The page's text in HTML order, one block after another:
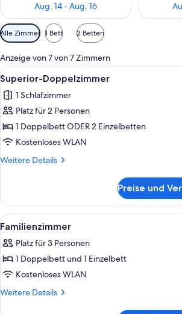
Aug. 14 - Aug. 16
Verfügbare
Filter
für
Zimmer
Alle Zimmer 1 Bett 2 Betten
Anzeige von 7 von 7 Zimmern
Alle
Fotos
für
Superior-
Doppelzimmer
anzeigen
Ein
5
Superior-Doppelzimmer
1 Schlafzimmer
Platz für 2 Personen
1 Doppelbett ODER 2 Einzelbetten
Kostenloses WLAN
Weitere Details
Weitere
Doppelzimmer
Preise und
Alle
Fotos
für
Familienzimmer
anzeigen
4
Familienzimmer
Platz für 3 Personen
1 Doppelbett und 1 Einzelbett
Kostenloses WLAN
Weitere Details
Weitere